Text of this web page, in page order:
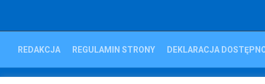
REDAKCJA REGULAMIN STRONY DEKLARACJA